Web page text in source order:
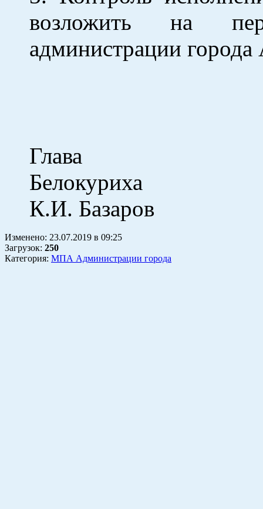
возложить на
администрации
К.И. Базаров
Изменено: 23.07.2019 в 09:25
Загрузок: 250
Категория: МПА Администрации города